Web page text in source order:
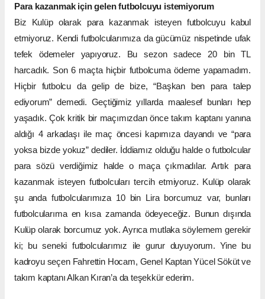
Para kazanmak için gelen futbolcuyu istemiyorum
Biz Kulüp olarak para kazanmak isteyen futbolcuyu kabul
etmiyoruz. Kendi futbolcularımıza da gücümüz nispetinde ufak
tefek ödemeler yapıyoruz. Bu sezon sadece 20 bin TL
harcadık. Son 6 maçta hiçbir futbolcuma ödeme yapamadım.
Hiçbir futbolcu da gelip de bize, “Başkan ben para talep
ediyorum” demedi. Geçtiğimiz yıllarda maalesef bunları hep
yaşadık. Çok kritik bir maçımızdan önce takım kaptanı yanına
aldığı 4 arkadaşı ile maç öncesi kapımıza dayandı ve “para
yoksa bizde yokuz” dediler. İddiamız olduğu halde o futbolcular
para sözü verdiğimiz halde o maça çıkmadılar. Artık para
kazanmak isteyen futbolcuları tercih etmiyoruz. Kulüp olarak
şu anda futbolcularımıza 10 bin Lira borcumuz var, bunları
futbolcularıma en kısa zamanda ödeyeceğiz. Bunun dışında
Kulüp olarak borcumuz yok. Ayrıca mutlaka söylemem gerekir
ki; bu seneki futbolcularımız ile gurur duyuyorum. Yine bu
kadroyu seçen Fahrettin Hocam, Genel Kaptan Yücel Söküt ve
takım kaptanı Alkan Kıran’a da teşekkür ederim.